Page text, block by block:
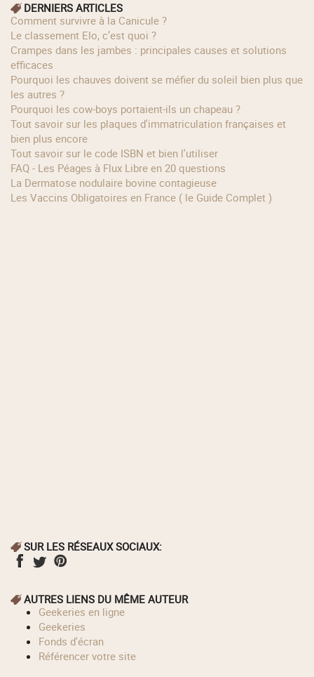
DERNIERS ARTICLES
Comment survivre à la Canicule ?
Le classement Elo, c’est quoi ?
Crampes dans les jambes : principales causes et solutions
efficaces
Pourquoi les chauves doivent se méfier du soleil bien plus que
les autres ?
Pourquoi les cow‑boys portaient‑ils un chapeau ?
Tout savoir sur les plaques d'immatriculation françaises et
bien plus encore
Tout savoir sur le code ISBN et bien l'utiliser
FAQ - Les Péages à Flux Libre en 20 questions
La Dermatose nodulaire bovine contagieuse
Les Vaccins Obligatoires en France ( le Guide Complet )
SUR LES RÉSEAUX SOCIAUX:
AUTRES LIENS DU MÊME AUTEUR
geekeries en ligne
geekeries
fonds d'écran
référencer votre site